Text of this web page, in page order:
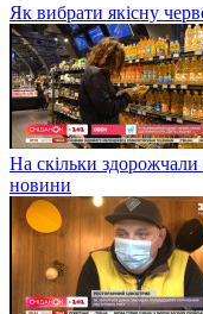
Як вибрати якісну
На скільки здорожчали
новини